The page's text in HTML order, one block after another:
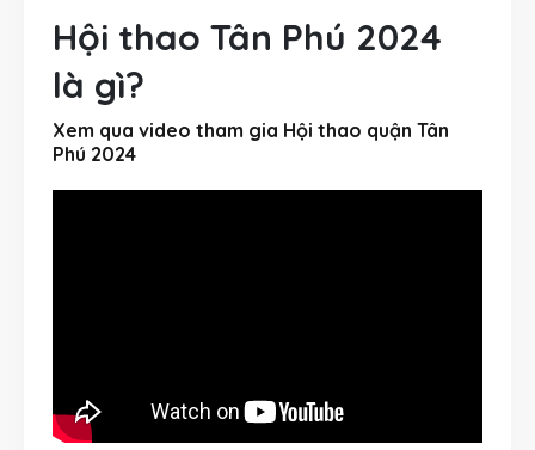
Hội thao Tân Phú 2024
là gì?
Xem qua video tham gia Hội thao quận Tân
Phú 2024